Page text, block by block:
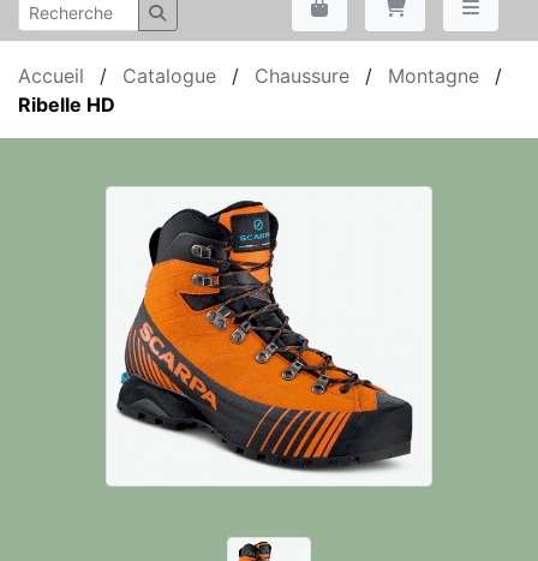
Accueil / Catalogue / Chaussure / Montagne
/
Ribelle HD